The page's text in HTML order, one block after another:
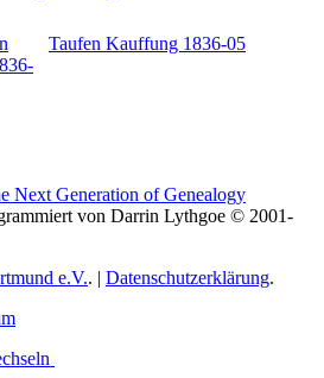
Taufen Kauffung 1836-05
Next Generation of Genealogy
von Darrin Lythgoe © 2001-
e.V.. | Datenschutzerklärung.